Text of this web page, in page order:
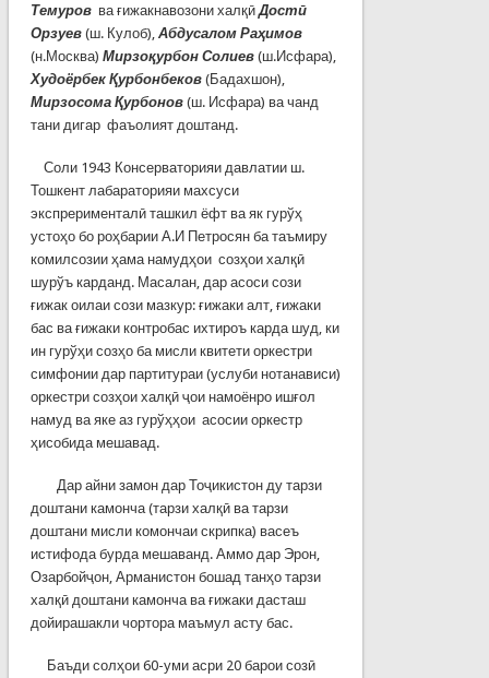
Темуровва ғижакнавозони халқӣ Достӣ
Орзуев(ш. Кулоб), Абдусалом Раҳимов
(н.Москва) Мирзоқурбон Солиев (ш.Исфара),
Худоёрбек Қурбонбеков(Бадахшон),
Мирзосома Қурбонов(ш. Исфара) ва чанд
тани дигар фаъолият доштанд.
Соли 1943 Консерваторияи давлатии ш.
Тошкент лабараторияи махсуси
экспрерименталӣ ташкил ёфт ва як гурўҳ
устоҳо бо роҳбарии А.И Петросян ба таъмиру
комилсозии ҳама намудҳои созҳои халқӣ
шурўъ карданд. Масалан, дар асоси сози
ғижак оилаи сози мазкур: ғижаки алт, ғижаки
бас ва ғижаки контробас ихтироъ карда шуд, ки
ин гурўҳи созҳо ба мисли квитети оркестри
симфонии дар партитураи (услуби нотанависи)
оркестри созҳои халқӣ ҷои намоёнро ишғол
намуд ва яке аз гурўҳҳои асосии оркестр
ҳисобида мешавад.
Дар айни замон дар Тоҷикистон ду тарзи
доштани камонча (тарзи халқӣ ва тарзи
доштани мисли комончаи скрипка) васеъ
истифода бурда мешаванд. Аммо дар Эрон,
Озарбойҷон, Арманистон бошад танҳо тарзи
халқӣ доштани камонча ва ғижаки дасташ
дойирашакли чортора маъмул асту бас.
Баъди солҳои 60-уми асри 20 барои созӣ